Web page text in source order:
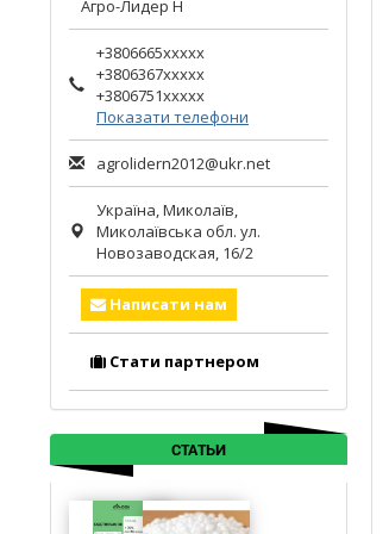
Агро-Лидер Н
+3806665xxxxx
+3806367xxxxx
+3806751xxxxx
Показати телефони
agrolidern2012@ukr.net
Україна,Миколаїв,
Миколаївська обл. ул.
Новозаводская, 16/2
Написати нам
Стати партнером
СТАТЬИ